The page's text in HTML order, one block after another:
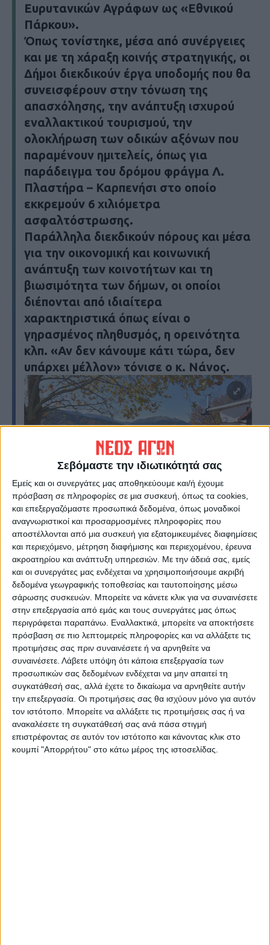
Σεβόμαστε την ιδιωτικότητά σας
Εμείς και οι συνεργάτες μας αποθηκεύουμε και/ή έχουμε
πρόσβαση σε πληροφορίες σε μια συσκευή, όπως τα cookies,
και επεξεργαζόμαστε προσωπικά δεδομένα, όπως μοναδικοί
αναγνωριστικοί και προσαρμοσμένες πληροφορίες που
αποστέλλονται από μια συσκευή για εξατομικευμένες διαφημίσεις
και περιεχόμενο, μέτρηση διαφήμισης και περιεχομένου, έρευνα
ακροατηρίου και ανάπτυξη υπηρεσιών. Με την άδειά σας, εμείς
και οι συνεργάτες μας ενδέχεται να χρησιμοποιήσουμε ακριβή
δεδομένα γεωγραφικής τοποθεσίας και ταυτοποίησης μέσω
σάρωσης συσκευών. Μπορείτε να κάνετε κλικ για να συναινέσετε
στην επεξεργασία από εμάς και τους συνεργάτες μας όπως
περιγράφεται παραπάνω. Εναλλακτικά, μπορείτε να αποκτήσετε
πρόσβαση σε πιο λεπτομερείς πληροφορίες και να αλλάξετε τις
προτιμήσεις σας πριν συναινέσετε ή να αρνηθείτε να
συναινέσετε. Λάβετε υπόψη ότι κάποια επεξεργασία των
προσωπικών σας δεδομένων ενδέχεται να μην απαιτεί τη
συγκατάθεσή σας, αλλά έχετε το δικαίωμα να αρνηθείτε αυτήν
την επεξεργασία. Οι προτιμήσεις σας θα ισχύουν μόνο για αυτόν
τον ιστότοπο. Μπορείτε να αλλάξετε τις προτιμήσεις σας ή να
ανακαλέσετε τη συγκατάθεσή σας ανά πάσα στιγμή
επιστρέφοντας σε αυτόν τον ιστότοπο και κάνοντας κλικ στο
κουμπί "Απορρήτου" στο κάτω μέρος της ιστοσελίδας.
Ευρυτανικών Αγράφων ως «Εθνικού
Πάρκου».
Όπως τονίστηκε, μέσα από συνέργειες
και με τη χάραξη κοινής στρατηγικής, οι
Δήμοι διεκδικούν έργα υποδομής που θα
συνεισφέρουν στην τόνωση της
απασχόλησης, την ανάπτυξη ισχυρού
εναλλακτικού τουρισμού, την
ολοκλήρωση των οδικών αξόνων που
παραμένουν ημιτελείς, όπως για
παράδειγμα του δρόμου φράγμα Λ.
Πλαστήρα – Καρπενήσι στο οποίο
εκκρεμούν 6 χιλιόμετρα
ασφαλτόστρωσης.
Παράλληλα διεκδικούν πόρους και μέσα
για την οικονομική και κοινωνική
ανάπτυξη των κοινοτήτων και τη
βιωσιμότητα των δήμων, οι οποίοι
διέπονται από ιδιαίτερα
χαρακτηριστικά όπως είναι ο
γηρασμένος πληθυσμός, η ορεινότητα
κλπ. «Αν δεν κάνουμε κάτι τώρα, δεν
υπάρχει μέλλον» τόνισε ο κ. Νάνος.
«Κιβωτός Εθνικής Μνήμης»
«Τα Άγραφα διέσχισαν τους αιώνες και
έγιναν ανεκτίμητο περιβαλλοντικό, ιστορικό
και πολιτιστικό απόθεμα, κληρονομιά βαριά
και ηθικό χρέος όλων ημών, των αληθινών
απογόνων, που δεν πρέιε να φανούμε
κατώτεροι των περιστάσεων. Έχω
χαρακτηρίσει τα Άγραφα ανοιχτό Μουσείο
Ιερότητας, διότι είναι τόπος γεμάτο ναού
και ξωκλήσια και προσκυνητάρια του
Ελληνισμού όπως η σπηλιά του
Κατσαντώνη, το διάσελο του Δίπλα, του
Καραϊσκάκη τα ταμπούρια και τόσα άλλα